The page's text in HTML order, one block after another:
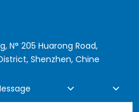
N° 205 Huarong Road,
Shenzhen, Chine